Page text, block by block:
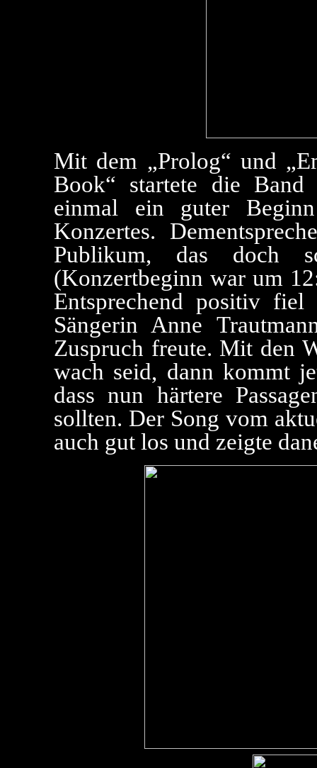
Mit dem „Prolog“ und
Book“ startete die
einmal ein guter
Konzertes.
Publikum, das doch
(Konzertbeginn war um
Entsprechend positiv
Sängerin Anne
Zuspruch freute. Mit den
wach seid, dann kommt
dass nun härtere
sollten. Der Song vom
auch gut los und zeigte